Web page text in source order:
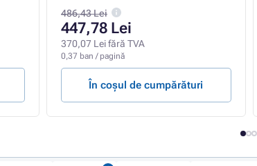
486,43 Lei
447,78 Lei
370,07 Lei fără TVA
0,37 ban / pagină
În coșul de cumpărături